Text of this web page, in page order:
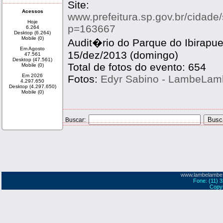
Acessos
Hoje
6.264
Desktop (6.264)
Mobile (0)
Em Agosto
47.561
Desktop (47.561)
Mobile (0)
Em 2026
4.297.650
Desktop (4.297.650)
Mobile (0)
Site:
www.prefeitura.sp.gov.br/
p=163667
Audit�rio do Parque do
15/dez/2013 (domingo)
Total de fotos do evento: 654
Fotos: Edyr Sabino -
Buscar:
Fone: (11)